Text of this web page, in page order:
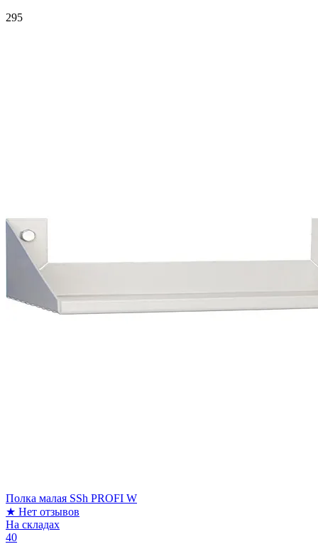
295
Полка малая SSh PROFI W
★ Нет отзывов
На складах
40